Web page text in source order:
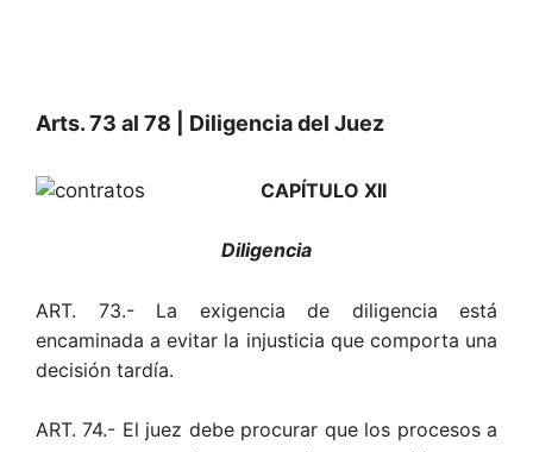
Arts. 73 al 78 | Diligencia del Juez
CAPÍTULO XII
Diligencia
ART. 73.- La exigencia de diligencia está
encaminada a evitar la injusticia que comporta una
decisión tardía.
ART. 74.- El juez debe procurar que los procesos a